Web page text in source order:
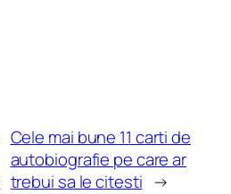
Cele mai bune 11 carti de
autobiografie pe care ar
trebui sa le citesti →